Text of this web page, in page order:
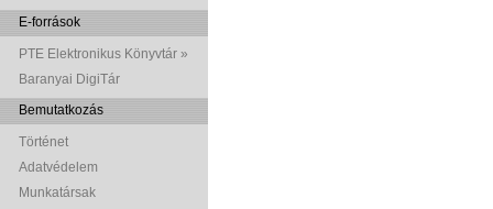
E-források
PTE Elektronikus Könyvtár »
Baranyai DigiTár
Bemutatkozás
Történet
Adatvédelem
Munkatársak